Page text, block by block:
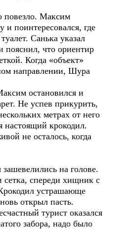
повезло. Максим
и поинтересовался, где
Санька указал
пояснил, что ориентир
Когда «объект»
направлении, Шура
остановился и
Не успев прикурить,
метрах от него
настоящий крокодил.
не осталось, когда
на голове.
сетка, спереди хищник с
устрашающе
открыл пасть.
турист оказался
забора, надо было